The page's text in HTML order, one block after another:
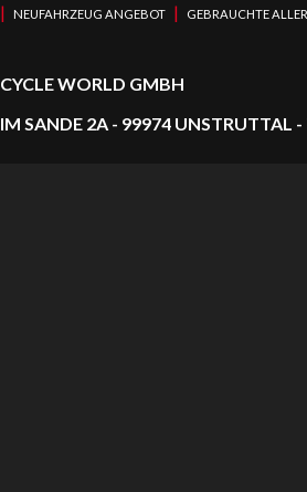
| NEUFAHRZEUG ANGEBOT | GEBRAUCHTE
CYCLE WORLD GMBH
IM SANDE 2A - 99974 UNSTRUTTAL